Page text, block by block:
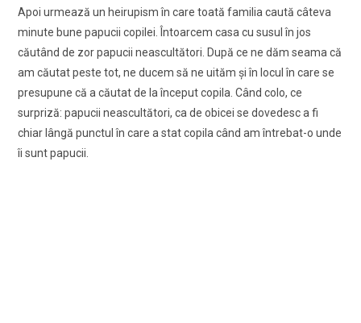
Apoi urmează un heirupism în care toată familia caută câteva
minute bune papucii copilei. Întoarcem casa cu susul în jos
căutând de zor papucii neascultători. După ce ne dăm seama că
am căutat peste tot, ne ducem să ne uităm și în locul în care se
presupune că a căutat de la început copila. Când colo, ce
surpriză: papucii neascultători, ca de obicei se dovedesc a fi
chiar lângă punctul în care a stat copila când am întrebat-o unde
îi sunt papucii.